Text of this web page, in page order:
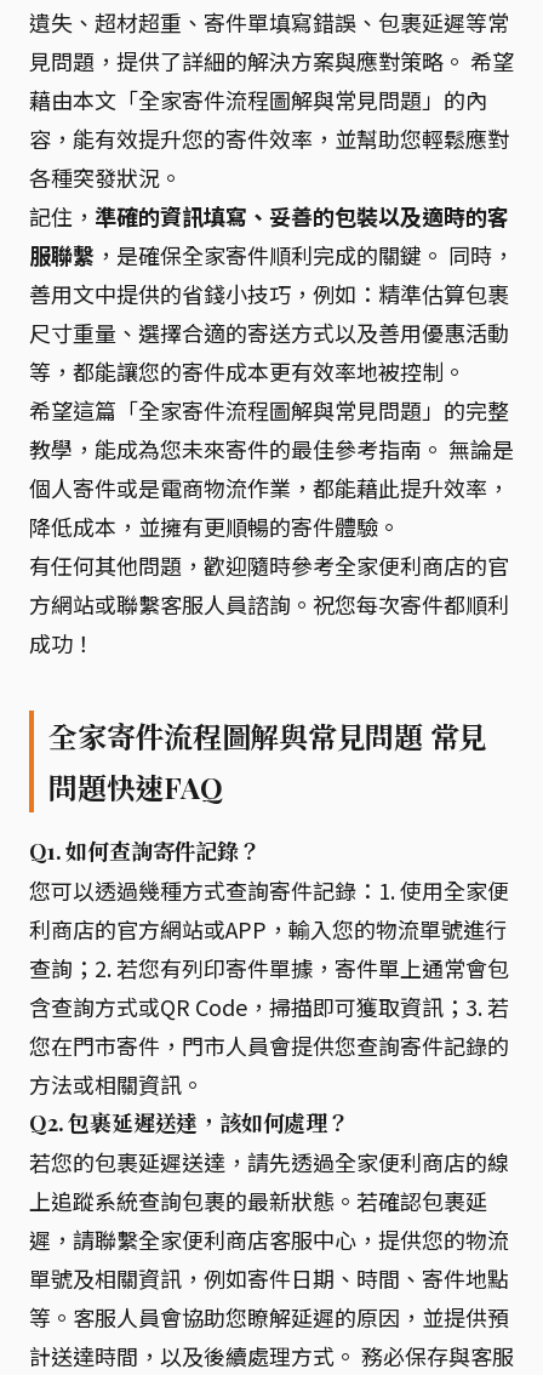
遺失、超材超重、寄件單填寫錯誤、包裹延遲等常
見問題，提供了詳細的解決方案與應對策略。 希望
藉由本文「全家寄件流程圖解與常見問題」的內
容，能有效提升您的寄件效率，並幫助您輕鬆應對
各種突發狀況。
記住， 準確的資訊填寫、妥善的包裝以及適時的客
服聯繫 ，是確保全家寄件順利完成的關鍵。 同時，
善用文中提供的省錢小技巧，例如：精準估算包裹
尺寸重量、選擇合適的寄送方式以及善用優惠活動
等，都能讓您的寄件成本更有效率地被控制。
希望這篇「全家寄件流程圖解與常見問題」的完整
教學，能成為您未來寄件的最佳參考指南。 無論是
個人寄件或是電商物流作業，都能藉此提升效率，
降低成本，並擁有更順暢的寄件體驗。
有任何其他問題，歡迎隨時參考全家便利商店的官
方網站或聯繫客服人員諮詢。祝您每次寄件都順利
成功！
全家寄件流程圖解與常見問題 常見
問題快速FAQ
Q1. 如何查詢寄件記錄？
您可以透過幾種方式查詢寄件記錄：1. 使用全家便
利商店的官方網站或APP，輸入您的物流單號進行
查詢；2. 若您有列印寄件單據，寄件單上通常會包
含查詢方式或QR Code，掃描即可獲取資訊；3. 若
您在門市寄件，門市人員會提供您查詢寄件記錄的
方法或相關資訊。
Q2. 包裹延遲送達，該如何處理？
若您的包裹延遲送達，請先透過全家便利商店的線
上追蹤系統查詢包裹的最新狀態。若確認包裹延
遲，請聯繫全家便利商店客服中心，提供您的物流
單號及相關資訊，例如寄件日期、時間、寄件地點
等。客服人員會協助您瞭解延遲的原因，並提供預
計送達時間，以及後續處理方式。 務必保存與客服